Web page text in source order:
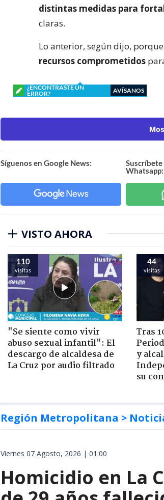
distintas medidas para
claras.
Lo anterior, según dijo,
recursos comprometidos
¿ENCONTRASTE UN
ERROR?
AVÍSANOS
Síguenos en Google News:
Whatsapp:
VISTO AHORA
110
visitas
"Se siente como vivir
abuso sexual infantil": El
descargo de alcaldesa de
La Cruz por audio filtrado
44
visitas
Tras
y
su
Región Metropolitana >
Viernes 07 Agosto, 2026 | 01:00
Homicidio en La